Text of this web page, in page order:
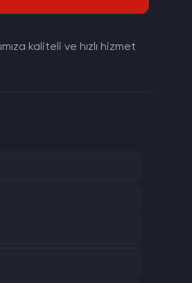
kaliteli ve hızlı hizmet